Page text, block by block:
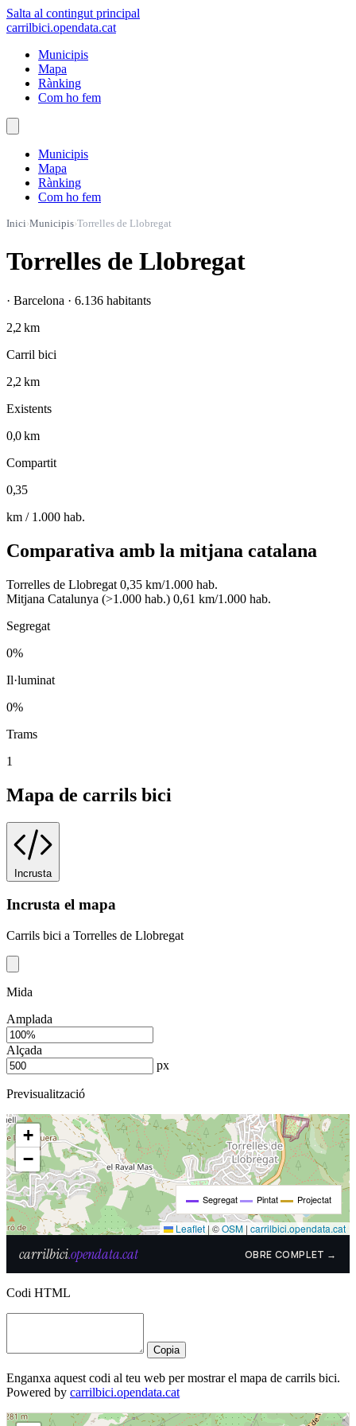
Salta al contingut principal
carrilbici.opendata.cat
Municipis
Mapa
Rànking
Com ho fem
Municipis
Mapa
Rànking
Com ho fem
Inici›Municipis›Torrelles de Llobregat
Torrelles de Llobregat
· Barcelona · 6.136 habitants
2,2 km
Carril bici
2,2 km
Existents
0,0 km
Compartit
0,35
km / 1.000 hab.
Comparativa amb la mitjana catalana
Torrelles de Llobregat 0,35 km/1.000 hab.
Mitjana Catalunya (>1.000 hab.) 0,61 km/1.000 hab.
Segregat
0%
Il·luminat
0%
Trams
1
Mapa de carrils bici
Incrusta
Incrusta el mapa
Carrils bici a Torrelles de Llobregat
Mida
Amplada
Alçada
px
Previsualització
Codi HTML
Copia
Enganxa aquest codi al teu web per mostrar el mapa de carrils bici.
Powered by carrilbici.opendata.cat